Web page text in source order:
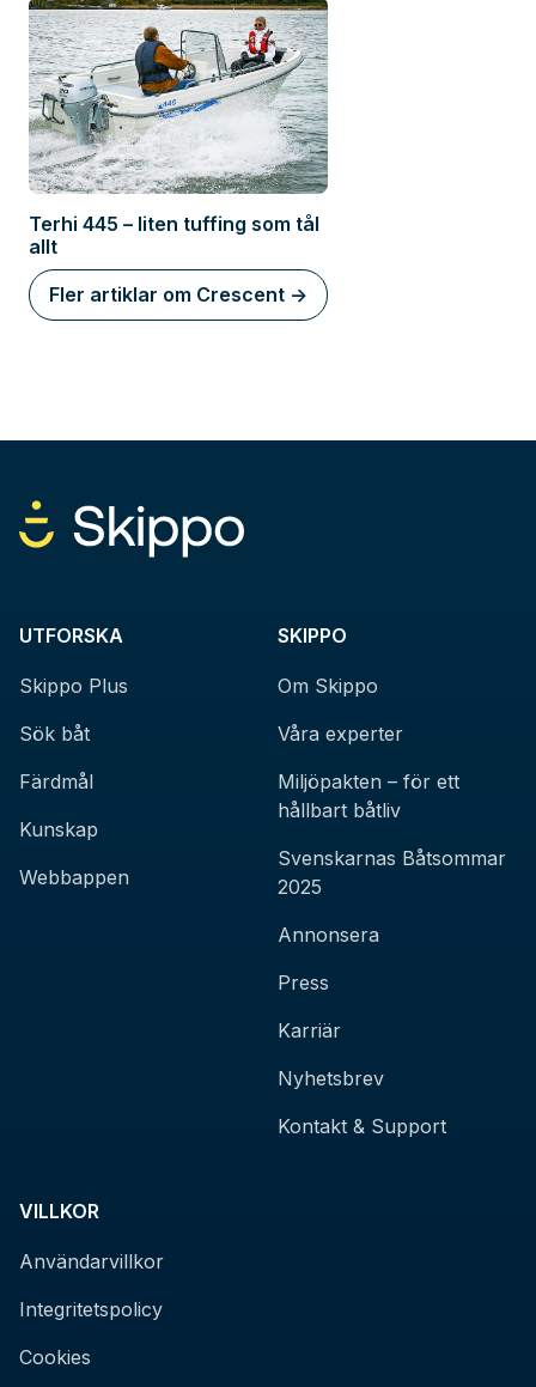
Terhi 445 – liten tuffing som tål
allt
Fler artiklar om Crescent ->
UTFORSKA
Skippo Plus
Sök båt
Färdmål
Kunskap
Webbappen
SKIPPO
Om Skippo
Våra experter
Miljöpakten – för ett
hållbart båtliv
Svenskarnas Båtsommar
2025
Annonsera
Press
Karriär
Nyhetsbrev
Kontakt & Support
VILLKOR
Användarvillkor
Integritetspolicy
Cookies